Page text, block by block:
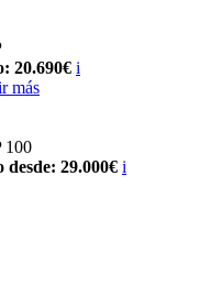
20.690€ i
más
100
desde: 29.000€ i